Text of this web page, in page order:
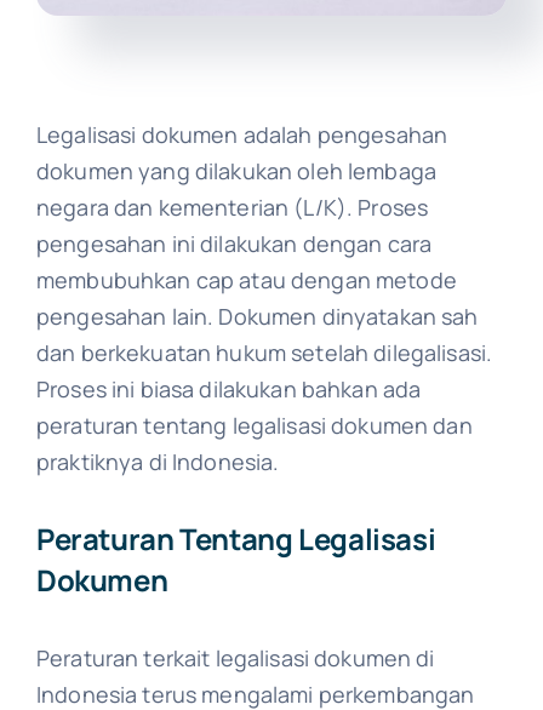
Legalisasi dokumen adalah pengesahan
dokumen yang dilakukan oleh lembaga
negara dan kementerian (L/K). Proses
pengesahan ini dilakukan dengan cara
membubuhkan cap atau dengan metode
pengesahan lain. Dokumen dinyatakan sah
dan berkekuatan hukum setelah dilegalisasi.
Proses ini biasa dilakukan bahkan ada
peraturan tentang legalisasi dokumen dan
praktiknya di Indonesia.
Peraturan Tentang Legalisasi
Dokumen
Peraturan terkait legalisasi dokumen di
Indonesia terus mengalami perkembangan